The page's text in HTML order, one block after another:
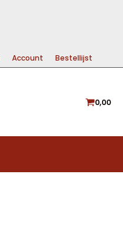
Account Bestellijst
0,00